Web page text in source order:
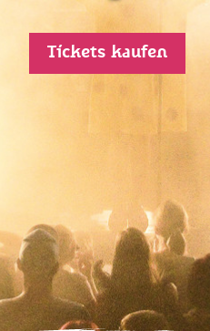
Tickets kaufen